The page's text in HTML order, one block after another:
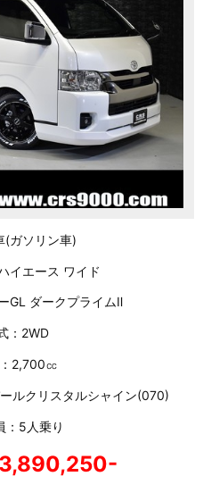
(ガソリン車)
イエース ワイド
GL ダークプライムⅡ
：2WD
2,700㏄
ルクリスタルシャイン(070)
：5人乗り